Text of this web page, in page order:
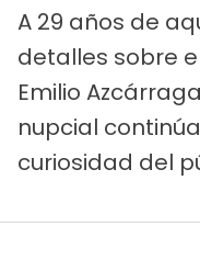
A 29 años de
detalles sobre
Emilio
nupcial
curiosidad del